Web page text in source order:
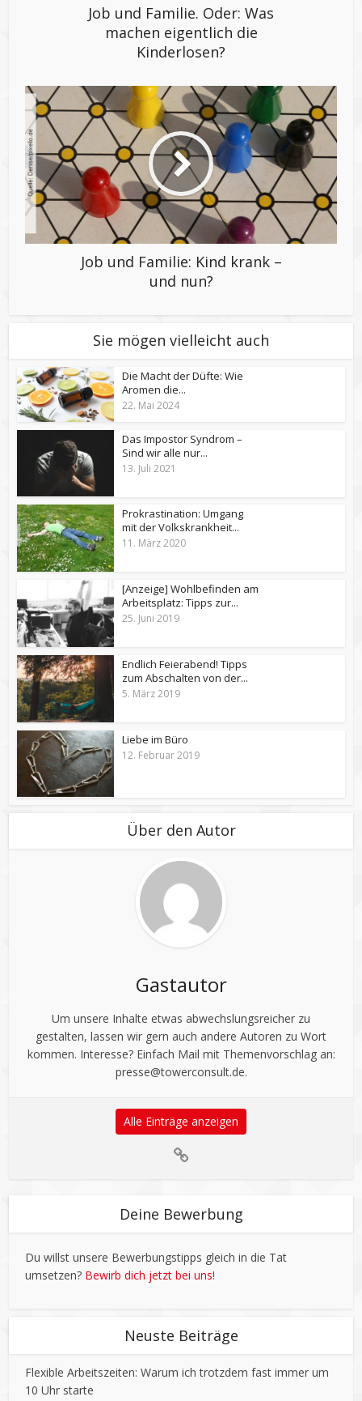
Job und Familie. Oder: Was
machen eigentlich die
Kinderlosen?
Job und Familie: Kind krank –
und nun?
Sie mögen vielleicht auch
Die Macht der Düfte: Wie
Aromen die...
22. Mai 2024
Das Impostor Syndrom –
Sind wir alle nur...
13. Juli 2021
Prokrastination: Umgang
mit der Volkskrankheit...
11. März 2020
[Anzeige] Wohlbefinden am
Arbeitsplatz: Tipps zur...
25. Juni 2019
Endlich Feierabend! Tipps
zum Abschalten von der...
5. März 2019
Liebe im Büro
12. Februar 2019
Über den Autor
Gastautor
Um unsere Inhalte etwas abwechslungsreicher zu
gestalten, lassen wir gern auch andere Autoren zu Wort
kommen. Interesse? Einfach Mail mit Themenvorschlag an:
presse@towerconsult.de.
Alle Einträge anzeigen
Deine Bewerbung
Du willst unsere Bewerbungstipps gleich in die Tat
umsetzen? Bewirb dich jetzt bei uns!
Neuste Beiträge
Flexible Arbeitszeiten: Warum ich trotzdem fast immer um
10 Uhr starte